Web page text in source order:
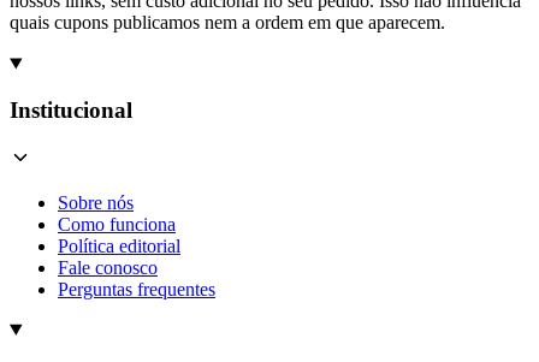
quais cupons publicamos nem a ordem em que aparecem.
Institucional
Sobre nós
Como funciona
Política editorial
Fale conosco
Perguntas frequentes